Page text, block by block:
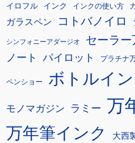
イロフル インク インクの使い方
ガラスペン コトバノイロ
シンフォニーアダージオ セーラ
ノート パイロット プラチナ
ペンショー ボトルイン
モノマガジン ラミー 万
万年筆インク 大西